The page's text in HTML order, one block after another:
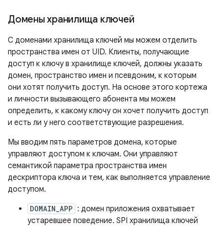
Домены хранилища ключей
С доменами хранилища ключей мы можем отделить
пространства имен от UID. Клиенты, получающие
доступ к ключу в хранилище ключей, должны указать
домен, пространство имен и псевдоним, к которым
они хотят получить доступ. На основе этого кортежа
и личности вызывающего абонента мы можем
определить, к какому ключу он хочет получить доступ
и есть ли у него соответствующие разрешения.
Мы вводим пять параметров домена, которые
управляют доступом к ключам. Они управляют
семантикой параметра пространства имен
дескриптора ключа и тем, как выполняется управление
доступом.
DOMAIN_APP : домен приложения охватывает
устаревшее поведение. SPI хранилища ключей